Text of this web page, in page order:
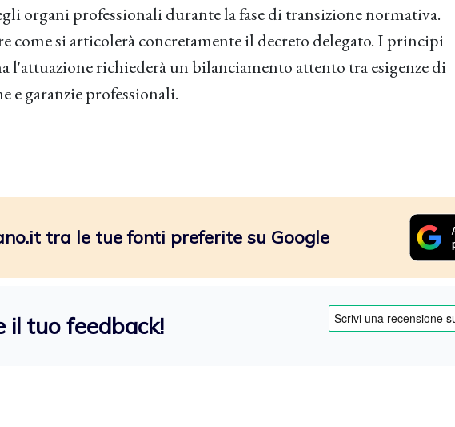
organi professionali durante la fase di transizione normativa.
come si articolerà concretamente il decreto delegato. I principi
l'attuazione richiederà un bilanciamento attento tra esigenze di
e garanzie professionali.
tra le tue fonti preferite su Google
il tuo feedback!